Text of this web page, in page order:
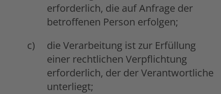
erforderlich, die auf Anfrage der
betroffenen Person erfolgen;
die Verarbeitung ist zur Erfüllung
einer rechtlichen Verpflichtung
erforderlich, der der Verantwortliche
unterliegt;